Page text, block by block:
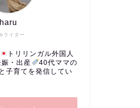
ライター
haru
トリリンガル外国人
・出産
40代ママの
子育てを発信してい